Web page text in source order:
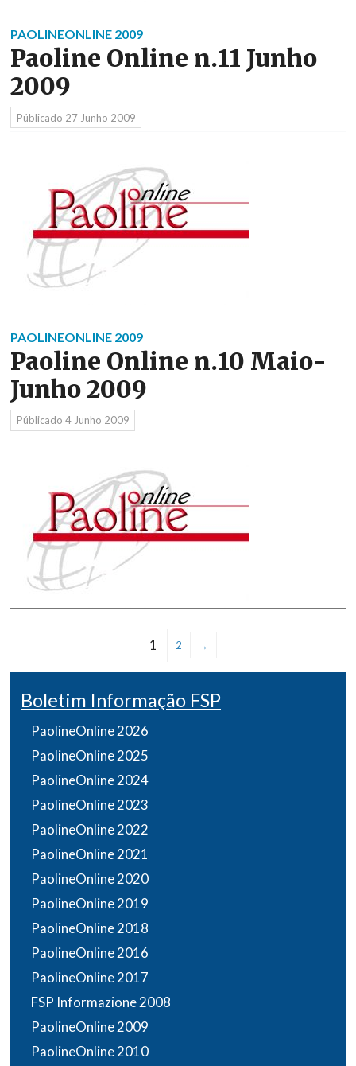
PAOLINEONLINE 2009
Paoline Online n.11 Junho
2009
Públicado 27 Junho 2009
PAOLINEONLINE 2009
Paoline Online n.10 Maio-
Junho 2009
Públicado 4 Junho 2009
1 2 →
Boletim Informação FSP
PaolineOnline 2026
PaolineOnline 2025
PaolineOnline 2024
PaolineOnline 2023
PaolineOnline 2022
PaolineOnline 2021
PaolineOnline 2020
PaolineOnline 2019
PaolineOnline 2018
PaolineOnline 2016
PaolineOnline 2017
FSP Informazione 2008
PaolineOnline 2009
PaolineOnline 2010